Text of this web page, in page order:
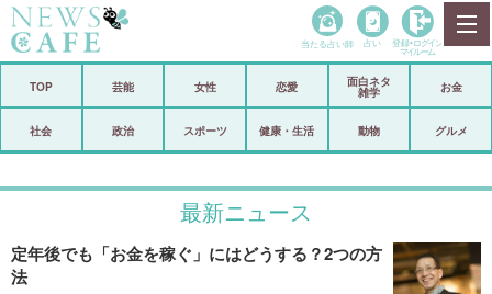
政治
スポーツ
恋愛 ビックリ
当たる占い師 占い 登録• ログイン
マイルーム
TOP 芸能 女性 恋愛
面白ネタ
雑学
お金
社会 政治 スポーツ 健康・生活 動物 グルメ
最新ニュース
定年後でも「お金を稼ぐ」にはどうする？2つの方
法